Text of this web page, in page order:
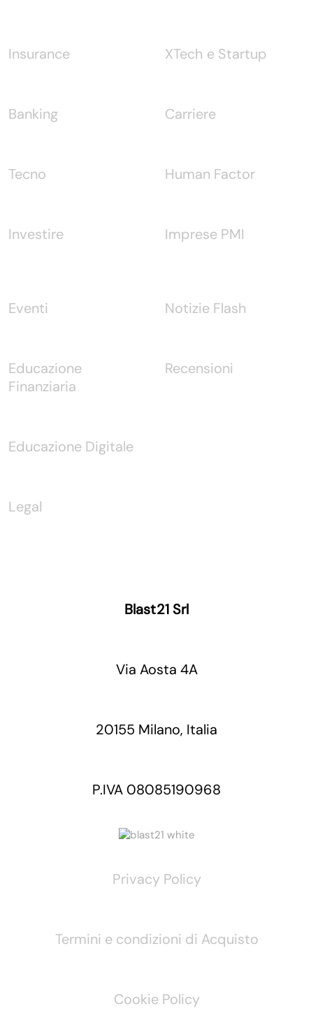
Insurance
Banking
Tecno
Investire
XTech e Startup
Carriere
Human Factor
Imprese PMI
Eventi
Educazione
Finanziaria
Educazione Digitale
Legal
Notizie Flash
Recensioni
Blast21 Srl
Via Aosta 4A
20155 Milano, Italia
P.IVA 08085190968
Privacy Policy
Termini e condizioni di Acquisto
Cookie Policy